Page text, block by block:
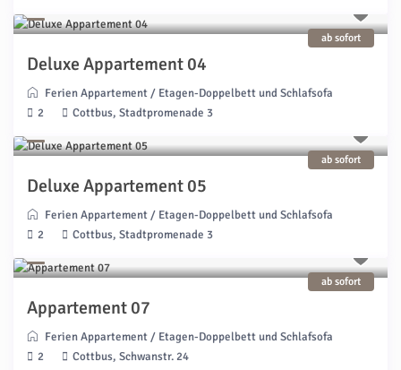
ab sofort
Deluxe Appartement 04
Ferien Appartement / Etagen-Doppelbett und Schlafsofa
2
Cottbus, Stadtpromenade 3
ab sofort
Deluxe Appartement 05
Ferien Appartement / Etagen-Doppelbett und Schlafsofa
2
Cottbus, Stadtpromenade 3
ab sofort
Appartement 07
Ferien Appartement / Etagen-Doppelbett und Schlafsofa
2
Cottbus, Schwanstr. 24